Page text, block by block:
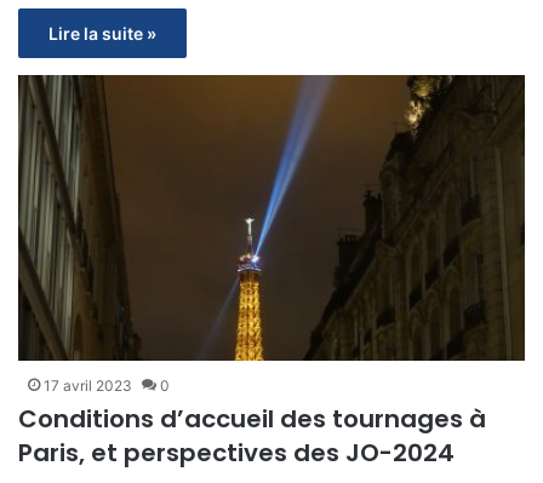
Lire la suite »
17 avril 2023 0
Conditions d’accueil des tournages à
Paris, et perspectives des JO-2024